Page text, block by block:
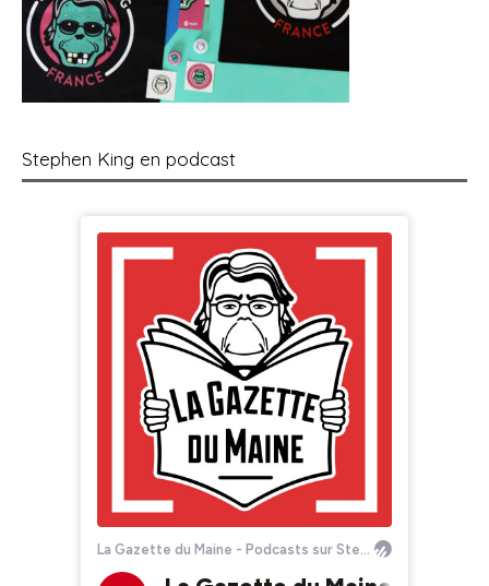
Stephen King en podcast